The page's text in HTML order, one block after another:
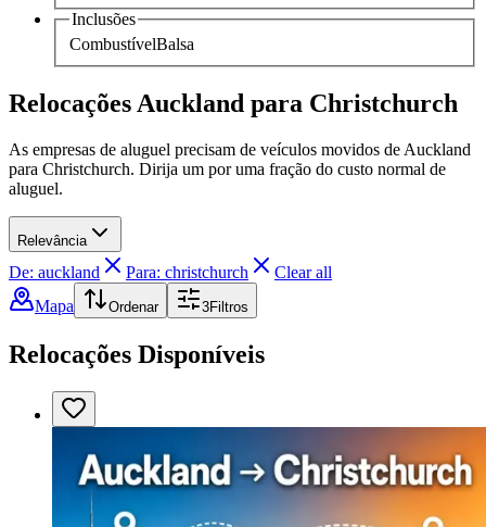
Inclusões
CombustívelBalsa
Relocações Auckland para Christchurch
As empresas de aluguel precisam de veículos movidos de Auckland
para Christchurch. Dirija um por uma fração do custo normal de
aluguel.
Relevância
De: auckland Para: christchurch
Clear all
Mapa
Ordenar 3Filtros
Relocações Disponíveis